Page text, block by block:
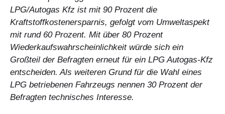
LPG/Autogas Kfz ist mit 90 Prozent die
Kraftstoffkostenersparnis, gefolgt vom Umweltaspekt
mit rund 60 Prozent. Mit über 80 Prozent
Wiederkaufswahrscheinlichkeit würde sich ein
Großteil der Befragten erneut für ein LPG Autogas-Kfz
entscheiden. Als weiteren Grund für die Wahl eines
LPG betriebenen Fahrzeugs nennen 30 Prozent der
Befragten technisches Interesse.